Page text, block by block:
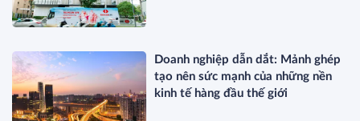
Doanh nghiệp dẫn dắt: Mảnh ghép
tạo nên sức mạnh của những nền
kinh tế hàng đầu thế giới